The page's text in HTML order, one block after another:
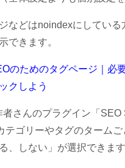
などはnoindexにしている
できます。
のためのタグページ｜必
クしよう
者さんのプラグイン「SEO
テゴリーやタグのターム
、しない」が選択できます